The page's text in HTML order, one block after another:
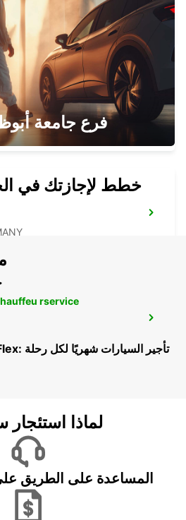
فرع جامعة
خطط لإجازتك في
rservice
Europcar Flex: تأجير السيارات شهريًا لكل رحلة
لماذا استئجار
المساعدة على الطريق على مدار